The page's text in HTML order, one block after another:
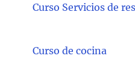
Curso Servicios de
Curso de cocina